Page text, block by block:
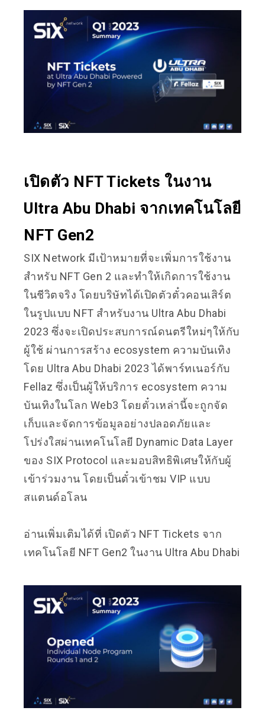
เปิดตัว NFT Tickets ในงาน
Ultra Abu Dhabi จากเทคโนโลยี
NFT Gen2
SIX Network มีเป้าหมายที่จะเพิ่มการใช้งาน
สำหรับ NFT Gen 2 และทำให้เกิดการใช้งาน
ในชีวิตจริง โดยบริษัทได้เปิดตัวตั๋วคอนเสิร์ต
ในรูปแบบ NFT สำหรับงาน Ultra Abu Dhabi
2023 ซึ่งจะเปิดประสบการณ์ดนตรีใหม่ๆให้กับ
ผู้ใช้ ผ่านการสร้าง ecosystem ความบันเทิง
โดย Ultra Abu Dhabi 2023 ได้พาร์ทเนอร์กับ
Fellaz ซึ่งเป็นผู้ให้บริการ ecosystem ความ
บันเทิงในโลก Web3 โดยตั๋วเหล่านี้จะถูกจัด
เก็บและจัดการข้อมูลอย่างปลอดภัยและ
โปร่งใสผ่านเทคโนโลยี Dynamic Data Layer
ของ SIX Protocol และมอบสิทธิพิเศษให้กับผู้
เข้าร่วมงาน โดยเป็นตั๋วเข้าชม VIP แบบ
สแตนด์อโลน
อ่านเพิ่มเติมได้ที่ เปิดตัว NFT Tickets จาก
เทคโนโลยี NFT Gen2 ในงาน Ultra Abu Dhabi